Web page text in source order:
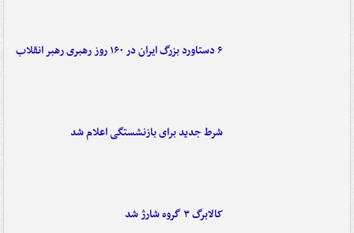
۶ دستاورد بزرگ ایران در ۱۶۰ روز رهبری رهبر انقلاب
شرط جدید برای بازنشستگی اعلام شد
کالابرگ ۳ گروه شارژ شد